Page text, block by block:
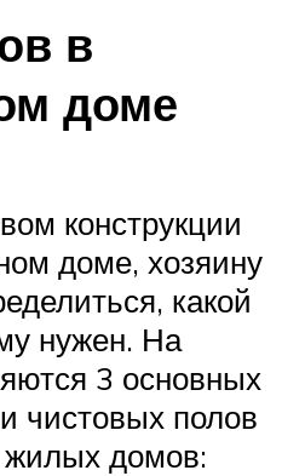
в
доме
конструкции
доме, хозяину
какой
нужен. На
3 основных
чистовых полов
домов: